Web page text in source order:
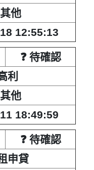
他
12:55:13
❓ 待確認
利
他
18:49:59
❓ 待確認
申貸